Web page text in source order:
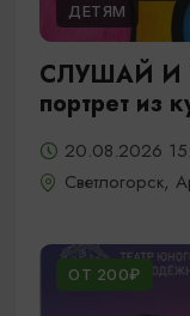
ДЕТЯМ
СЛУШАЙ И
портрет из
20.08.2026
Светлогорск,
ОТ 200₽